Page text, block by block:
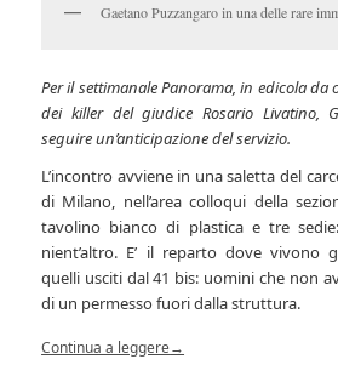
Gaetano Puzzangaro in una delle rare
Per il settimanale Panorama, in edicola
dei killer del giudice Rosario Livatino,
seguire un’anticipazione del servizio.
L’incontro avviene in una saletta del
di Milano, nell’area colloqui della
tavolino bianco di plastica e tre
nient’altro. E’ il reparto dove vivono
quelli usciti dal 41 bis: uomini che non
di un permesso fuori dalla struttura.
Continua a leggere→